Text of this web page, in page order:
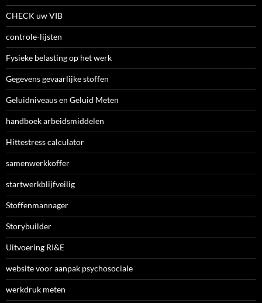
CHECK uw VIB
controle-lijsten
Fysieke belasting op het werk
Gegevens gevaarlijke stoffen
Geluidniveaus en Geluid Meten
handboek arbeidsmiddelen
Hittestress calculator
samenwerkkoffer
startwerkblijfveilig
Stoffenmannager
Storybuilder
Uitvoering RI&E
website voor aanpak psychosociale
werkdruk meten